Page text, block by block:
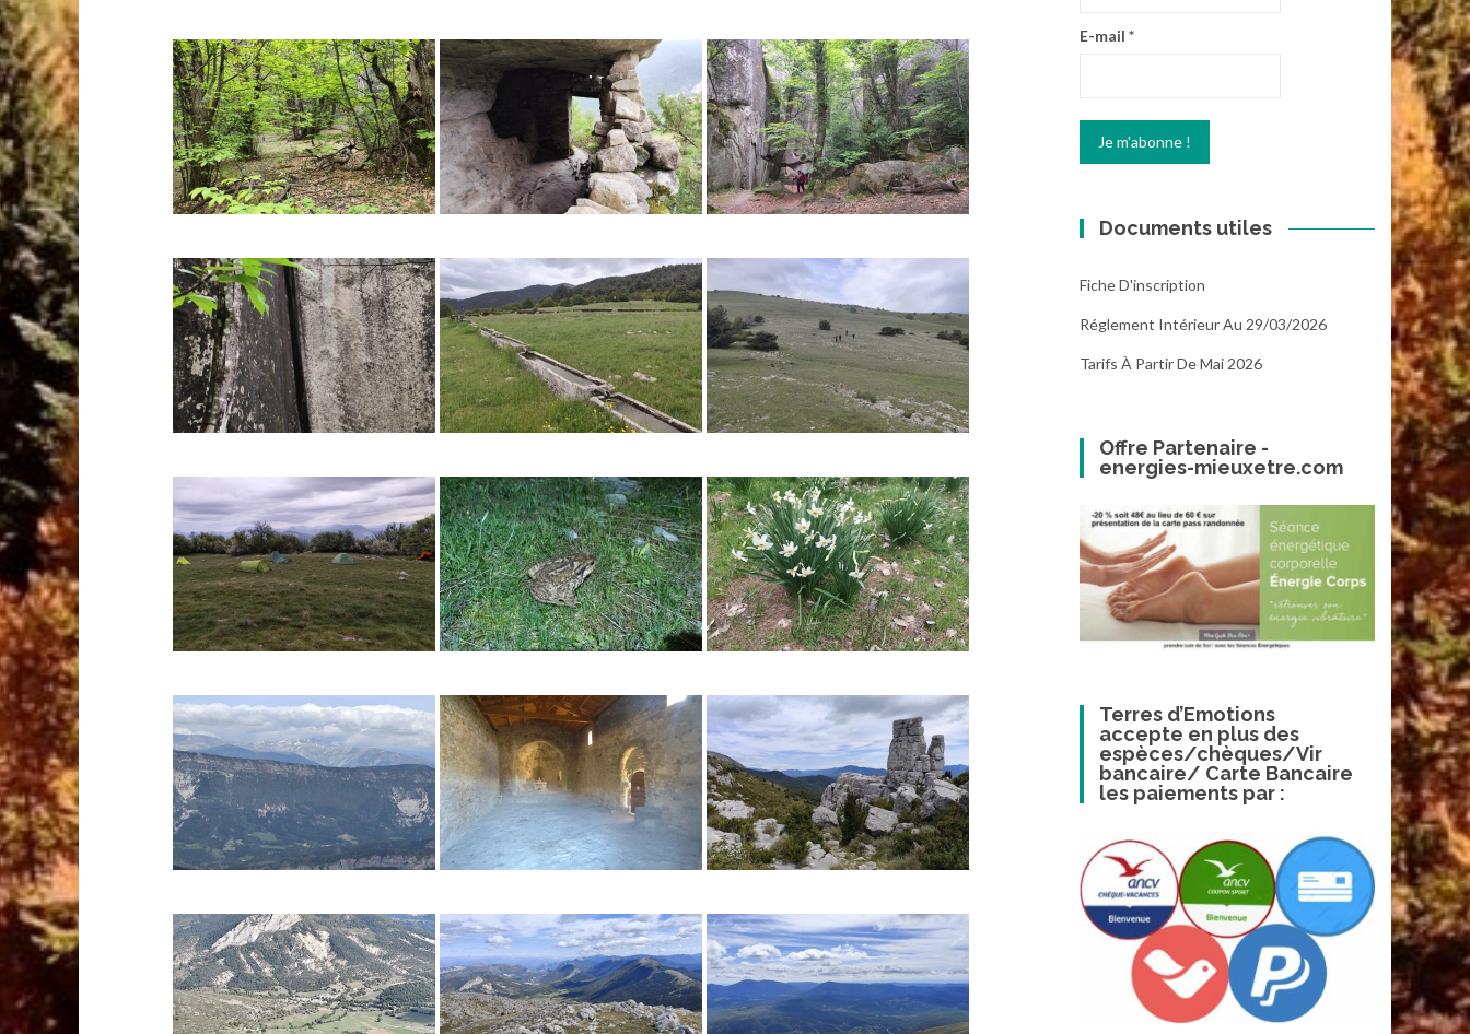
E-mail *
Documents utiles
Fiche D'inscription
Réglement Intérieur Au 29/03/2026
Tarifs À Partir De Mai 2026
Offre Partenaire -
energies-mieuxetre.com
Terres d’Emotions
accepte en plus des
espèces/chèques/Vir
bancaire/ Carte Bancaire
les paiements par :